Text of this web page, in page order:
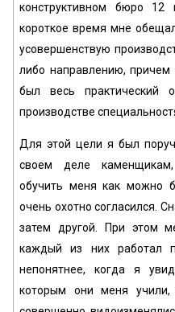
конструктивном бюро
короткое время мне
усовершенствую
либо направлению, причем
был весь
производстве
Для этой цели я был
своем деле
обучить меня как можно
очень охотно согласился.
затем другой. При этом
каждый из них работал
непонятнее, когда я
которым они меня